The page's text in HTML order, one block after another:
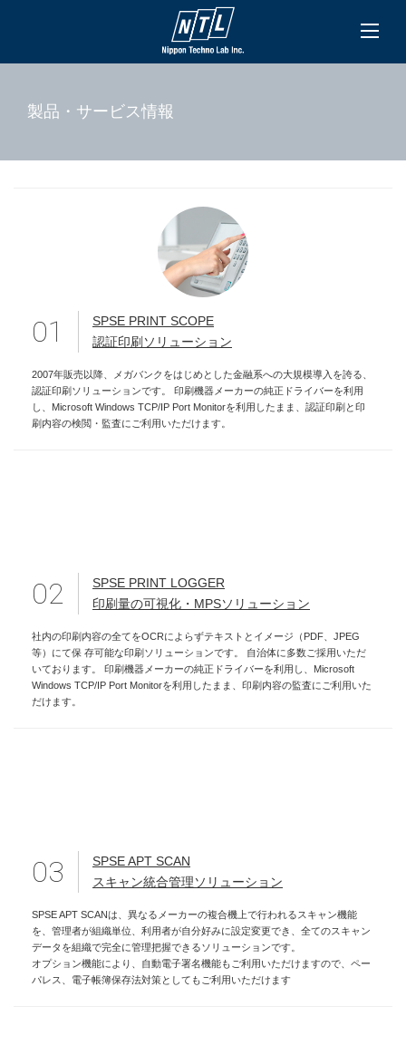
製品・サービス情報
01
SPSE PRINT SCOPE
認証印刷ソリューション
2007年販売以降、メガバンクをはじめとした金融系への大規模導入を誇る、
認証印刷ソリューションです。 印刷機器メーカーの純正ドライバーを利用
し、Microsoft Windows TCP/IP Port Monitorを利用したまま、認証印刷と印
刷内容の検閲・監査にご利用いただけます。
02
SPSE PRINT LOGGER
印刷量の可視化・MPSソリューション
社内の印刷内容の全てをOCRによらずテキストとイメージ（PDF、JPEG
等）にて保 存可能な印刷ソリューションです。 自治体に多数ご採用いただ
いております。 印刷機器メーカーの純正ドライバーを利用し、Microsoft
Windows TCP/IP Port Monitorを利用したまま、印刷内容の監査にご利用いた
だけます。
03
SPSE APT SCAN
スキャン統合管理ソリューション
SPSE APT SCANは、異なるメーカーの複合機上で行われるスキャン機能
を、管理者が組織単位、利用者が自分好みに設定変更でき、全てのスキャン
データを組織で完全に管理把握できるソリューションです。
オプション機能により、自動電子署名機能もご利用いただけますので、ペー
パレス、電子帳簿保存法対策としてもご利用いただけます